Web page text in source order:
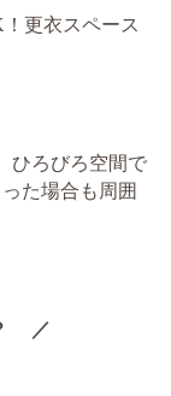
更衣スペース
ひろびろ空間で
た場合も周囲
／